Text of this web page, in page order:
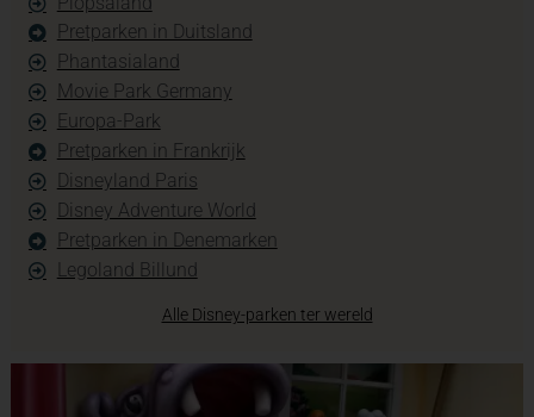
Pretparken in Duitsland
Phantasialand
Movie Park Germany
Europa-Park
Pretparken in Frankrijk
Disneyland Paris
Disney Adventure World
Pretparken in Denemarken
Legoland Billund
Alle Disney-parken ter wereld